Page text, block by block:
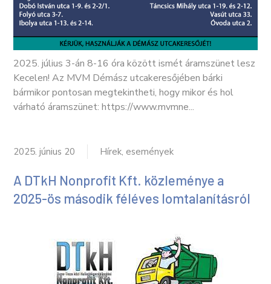
2025. július 3-án 8-16 óra között ismét áramszünet lesz
Kecelen! Az MVM Démász utcakeresőjében bárki
bármikor pontosan megtekintheti, hogy mikor és hol
várható áramszünet: https://www.mvmne...
2025. június 20 Hírek, események
A DTkH Nonprofit Kft. közleménye a
2025-ös második féléves lomtalanításról